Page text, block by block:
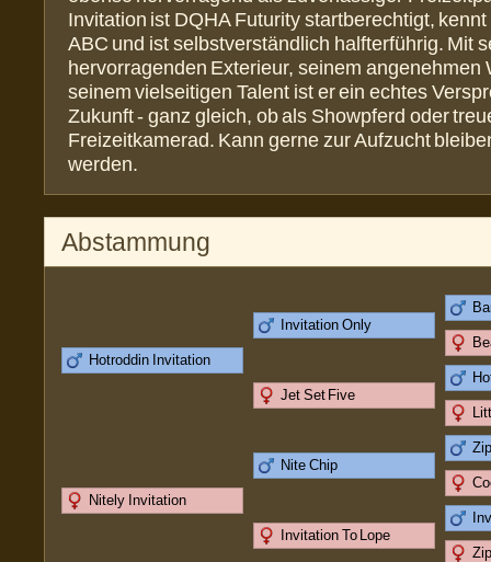
Invitation ist DQHA Futurity startberechtigt,
ABC und ist selbstverständlich halfterführig. Mit
hervorragenden Exterieur, seinem angenehmen
seinem vielseitigen Talent ist er ein echtes
Zukunft - ganz gleich, ob als Showpferd oder
Freizeitkamerad. Kann gerne zur Aufzucht
werden.
Abstammung
Hotroddin Invitation
Invitation Only
Jet Set Five
Nitely Invitation
Nite Chip
Invitation To Lope